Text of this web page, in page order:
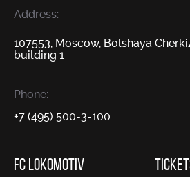
Address:
107553, Moscow, Bolshaya
building 1
Phone:
+7 (495) 500-3-100
FC LOKOMOTIV